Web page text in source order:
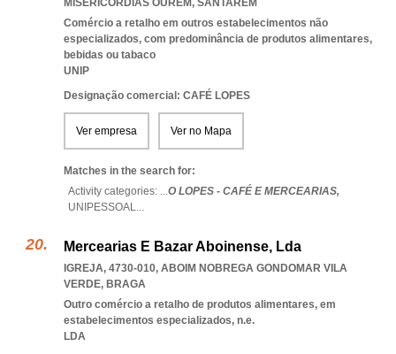
MISERICORDIAS OUREM, SANTAREM
Comércio a retalho em outros estabelecimentos não
especializados, com predominância de produtos alimentares,
bebidas ou tabaco
UNIP
Designação comercial: CAFÉ LOPES
Ver empresa Ver no Mapa
Matches in the search for:
Activity categories: ...O LOPES - CAFÉ E MERCEARIAS,
UNIPESSOAL...
Mercearias E Bazar Aboinense, Lda
IGREJA, 4730-010, ABOIM NOBREGA GONDOMAR VILA
VERDE, BRAGA
Outro comércio a retalho de produtos alimentares, em
estabelecimentos especializados, n.e.
LDA